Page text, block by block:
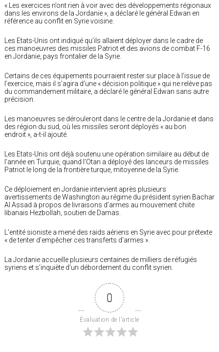
« Les exercices n’ont rien à voir avec des développements régionaux
dans les environs de la Jordanie », a déclaré le général Edwan en
référence au conflit en Syrie voisine.
Les Etats-Unis ont indiqué qu’ils allaient déployer dans le cadre de
ces manoeuvres des missiles Patriot et des avions de combat F-16
en Jordanie, pays frontalier de la Syrie.
Certains de ces équipements pourraient rester sur place à l’issue de
l’exercice, mais il s’agira d’une « décision politique » qui ne relève pas
du commandement militaire, a déclaré le général Edwan sans autre
précision.
Les manoeuvres se dérouleront dans le centre de la Jordanie et dans
des région du sud, où les missiles seront déployés « au bon
endroit », a-t-il ajouté.
Les Etats-Unis ont déjà soutenu une opération similaire au début de
l’année en Turquie, quand l’Otan a déployé des lanceurs de missiles
Patriot le long de la frontière turque, mitoyenne de la Syrie.
Ce déploiement en Jordanie intervient après plusieurs
avertissements de Washington au régime du président syrien Bachar
Al Assad à propos de livraisons d’armes au mouvement chiite
libanais Hezbollah, soutien de Damas.
L’entité sioniste a mené des raids aériens en Syrie avec pour prétexte
« de tenter d’empêcher ces transferts d’armes ».
La Jordanie accueille plusieurs centaines de milliers de réfugiés
syriens et s’inquiète d’un débordement du conflit syrien.
0
Évaluation de l'article